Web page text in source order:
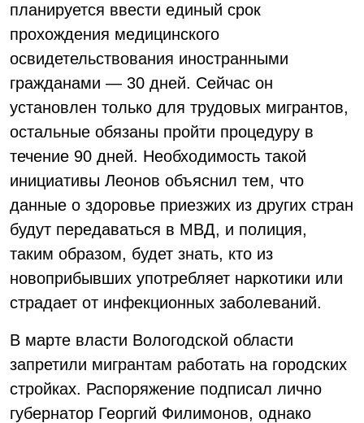
планируется ввести единый срок
прохождения медицинского
освидетельствования иностранными
гражданами — 30 дней. Сейчас он
установлен только для трудовых мигрантов,
остальные обязаны пройти процедуру в
течение 90 дней. Необходимость такой
инициативы Леонов объяснил тем, что
данные о здоровье приезжих из других стран
будут передаваться в МВД, и полиция,
таким образом, будет знать, кто из
новоприбывших употребляет наркотики или
страдает от инфекционных заболеваний.
В марте власти Вологодской области
запретили мигрантам работать на городских
стройках. Распоряжение подписал лично
губернатор Георгий Филимонов, однако